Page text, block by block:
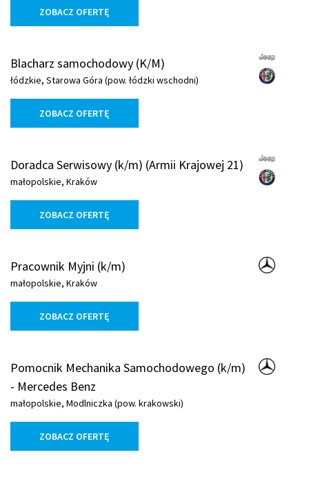
ZOBACZ OFERTĘ
Blacharz samochodowy (K/M)
łódzkie, Starowa Góra (pow. łódzki wschodni)
ZOBACZ OFERTĘ
Doradca Serwisowy (k/m) (Armii Krajowej 21)
małopolskie, Kraków
ZOBACZ OFERTĘ
Pracownik Myjni (k/m)
małopolskie, Kraków
ZOBACZ OFERTĘ
Pomocnik Mechanika Samochodowego (k/m)
- Mercedes Benz
małopolskie, Modlniczka (pow. krakowski)
ZOBACZ OFERTĘ